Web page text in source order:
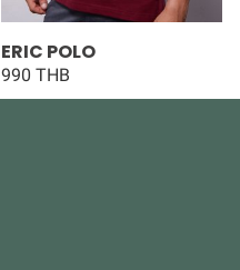
ERIC POLO
990 THB